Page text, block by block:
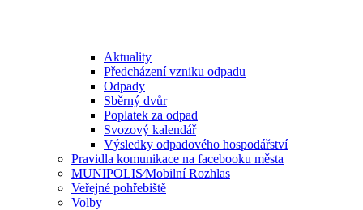
Aktuality
Předcházení vzniku odpadu
Odpady
Sběrný dvůr
Poplatek za odpad
Svozový kalendář
Výsledky odpadového hospodářství
Pravidla komunikace na facebooku města
MUNIPOLIS⁄Mobilní Rozhlas
Veřejné pohřebiště
Volby